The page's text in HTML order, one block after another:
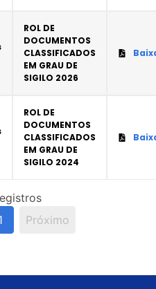
ROL DE
DOCUMENTOS
CLASSIFICADOS
EM GRAU DE
SIGILO 2026
ROL DE
DOCUMENTOS
CLASSIFICADOS
EM GRAU DE
SIGILO 2024
Próximo